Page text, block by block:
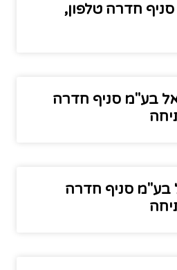
חדרה טלפון,
בע"מ סניף חדרה
בע"מ סניף חדרה